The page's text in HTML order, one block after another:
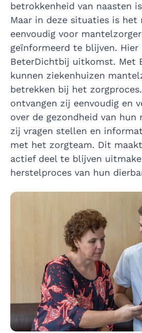
betrokkenheid van naasten
Maar in deze situaties is
eenvoudig voor
geïnformeerd te blijven. Hier
BeterDichtbij uitkomst. Met
kunnen ziekenhuizen
betrekken bij het
ontvangen zij eenvoudig en
over de gezondheid van hun
zij vragen stellen en
met het zorgteam. Dit
actief deel te blijven
herstelproces van hun